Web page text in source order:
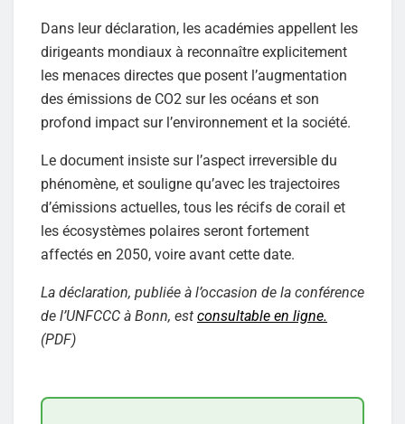
Dans leur déclaration, les académies appellent les
dirigeants mondiaux à reconnaître explicitement
les menaces directes que posent l’augmentation
des émissions de CO2 sur les océans et son
profond impact sur l’environnement et la société.
Le document insiste sur l’aspect irreversible du
phénomène, et souligne qu’avec les trajectoires
d’émissions actuelles, tous les récifs de corail et
les écosystèmes polaires seront fortement
affectés en 2050, voire avant cette date.
La déclaration, publiée à l’occasion de la conférence
de l’UNFCCC à Bonn, est consultable en ligne.
(PDF)